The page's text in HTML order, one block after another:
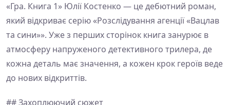
«Гра. Книга 1» Юлії Костенко — це дебютний роман,
який відкриває серію «Розслідування агенції «Вацлав
та сини»». Уже з перших сторінок книга занурює в
атмосферу напруженого детективного трилера, де
кожна деталь має значення, а кожен крок героїв веде
до нових відкриттів.
## Захоплюючий сюжет